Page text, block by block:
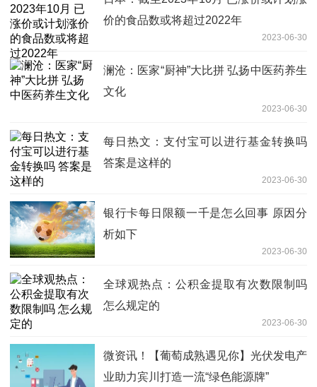
价的食品数或将超过2022年
2023-06-30
澜沧：医家“厨神”大比拼 弘扬中医药养生
文化
2023-06-30
每日热文：支付宝可以进行基金转换吗
答案是这样的
2023-06-30
银行卡每日限额一千是怎么回事 原因分
析如下
2023-06-30
全球观热点：公积金提取有次数限制吗
怎么规定的
2023-06-30
微资讯！【葡萄成熟遇见你】光伏发电产
业助力宾川打造一流“绿色能源牌”